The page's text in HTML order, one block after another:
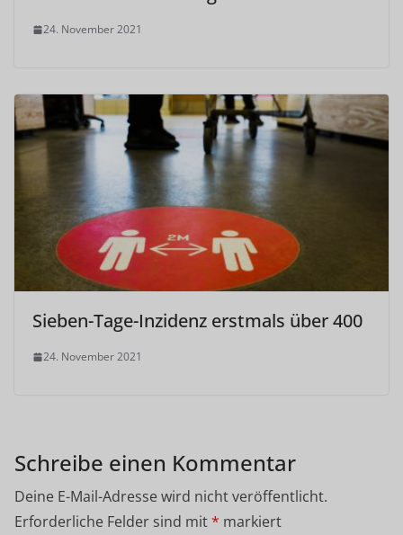
24. November 2021
Sieben-Tage-Inzidenz erstmals über 400
24. November 2021
Schreibe einen Kommentar
Deine E-Mail-Adresse wird nicht veröffentlicht.
Erforderliche Felder sind mit* markiert